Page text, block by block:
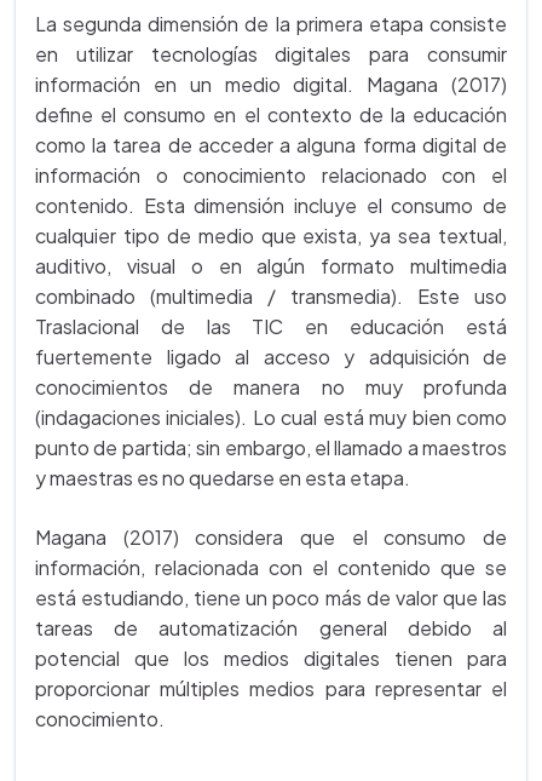
La segunda dimensión de la primera etapa consiste
en utilizar tecnologías digitales para consumir
información en un medio digital. Magana (2017)
define el consumo en el contexto de la educación
como la tarea de acceder a alguna forma digital de
información o conocimiento relacionado con el
contenido. Esta dimensión incluye el consumo de
cualquier tipo de medio que exista, ya sea textual,
auditivo, visual o en algún formato multimedia
combinado (multimedia / transmedia). Este uso
Traslacional de las TIC en educación está
fuertemente ligado al acceso y adquisición de
conocimientos de manera no muy profunda
(indagaciones iniciales). Lo cual está muy bien como
punto de partida; sin embargo, el llamado a maestros
y maestras es no quedarse en esta etapa.
Magana (2017) considera que el consumo de
información, relacionada con el contenido que se
está estudiando, tiene un poco más de valor que las
tareas de automatización general debido al
potencial que los medios digitales tienen para
proporcionar múltiples medios para representar el
conocimiento.